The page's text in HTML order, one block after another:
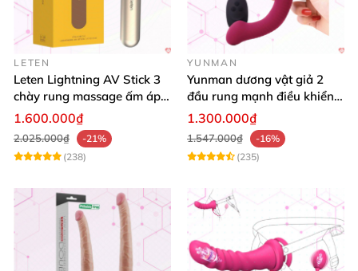
LETEN
Leten Lightning AV Stick 3
chày rung massage ấm áp
kích thích
1.600.000₫
2.025.000₫
-21%
(238)
YUNMAN
Yunman dương vật giả 2
đầu rung mạnh điều khiển
từ xa Les
1.300.000₫
1.547.000₫
-16%
(235)